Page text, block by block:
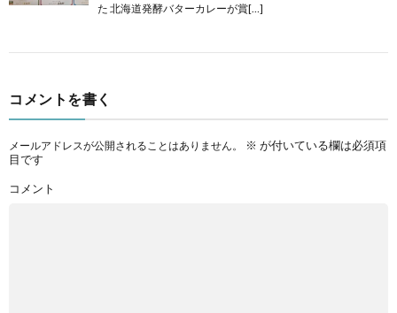
た 北海道発酵バターカレーが賞[…]
コメントを書く
メールアドレスが公開されることはありません。 ※ が付いている欄は必須項
目です
コメント